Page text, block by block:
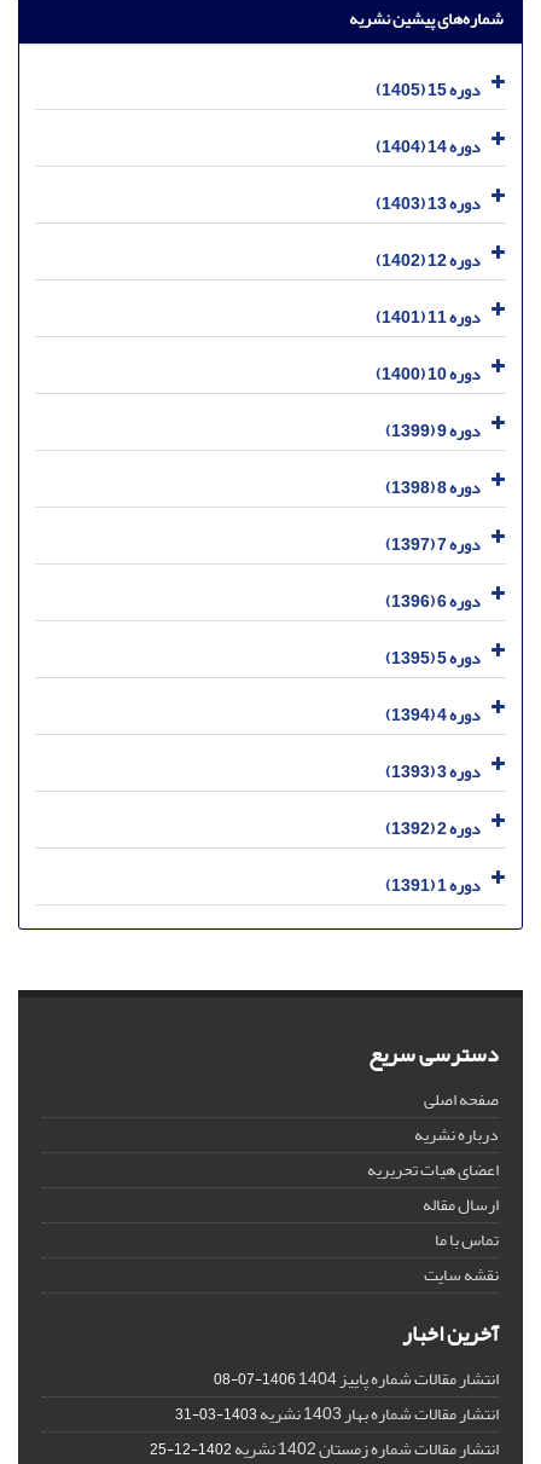
شماره‌های پیشین نشریه
دوره 15 (1405)
دوره 14 (1404)
دوره 13 (1403)
دوره 12 (1402)
دوره 11 (1401)
دوره 10 (1400)
دوره 9 (1399)
دوره 8 (1398)
دوره 7 (1397)
دوره 6 (1396)
دوره 5 (1395)
دوره 4 (1394)
دوره 3 (1393)
دوره 2 (1392)
دوره 1 (1391)
دسترسی سریع
صفحه اصلی
درباره نشریه
اعضای هیات تحریریه
ارسال مقاله
تماس با ما
نقشه سایت
آخرین اخبار
انتشار مقالات شماره پاییز 1404 1406-07-08
انتشار مقالات شماره بهار 1403 نشریه 1403-03-31
انتشار مقالات شماره زمستان 1402 نشریه 1402-12-25